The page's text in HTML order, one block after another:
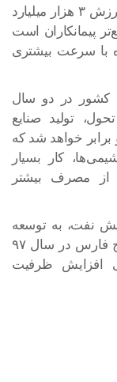
نفتی نیز ما نخستین اوراق مشارکت را به ارزش ۳ هزار میلیارد
پیمانکاران است
با سرعت بیشتری
کشور در دو سال
تولید صنایع
برابر خواهد شد که
کار بسیار
از مصرف بیشتر
نفت، به توسعه
فاز‌های پالایشگاه میعانات گازی ستاره خلیج فارس در سال ۹۷
افزایش ظرفیت